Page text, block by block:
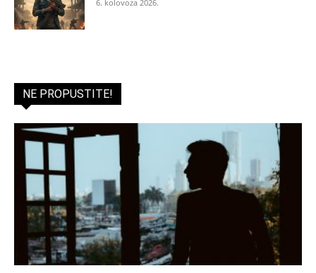
6. kolovoza 2026.
NE PROPUSTITE!